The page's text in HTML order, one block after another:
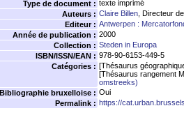
Type de document : texte imprimé
Auteurs : Claire Billen , Directeur
Editeur : Antwerpen :
Année de publication : 2000
Collection : Steden in Europa
ISBN/ISSN/EAN : 978-90-6153-449-5
Catégories : [Thésaurus
[Thésaurus rangement
omstreeks)
Bibliographie bruxelloise : Oui
Permalink : https://